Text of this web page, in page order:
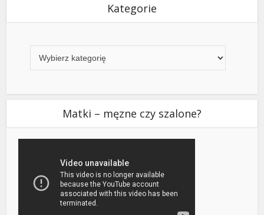
Kategorie
Matki – męzne czy szalone?